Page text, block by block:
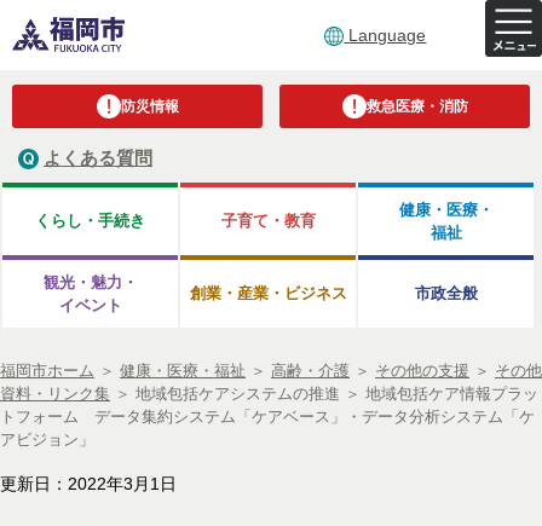
Language
防災情報 救急医療・消防
よくある質問
くらし・手続き 子育て・教育
健康・医療・
福祉
観光・魅力・
イベント
創業・産業・ビジネス 市政全般
福岡市ホーム ＞ 健康・医療・福祉 ＞ 高齢・介護 ＞ その他の支援 ＞ その他
資料・リンク集 ＞ 地域包括ケアシステムの推進 ＞ 地域包括ケア情報プラッ
トフォーム データ集約システム「ケアベース」・データ分析システム「ケ
アビジョン」
更新日：2022年3月1日